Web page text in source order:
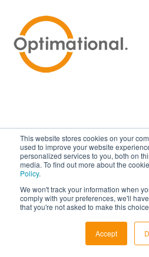
This website stores cookies on your
used to improve your website
personalized services to you, both on
media. To find out more about the
Policy.
We won't track your information when
comply with your preferences, we'll
that you're not asked to make this
Accept
© 2025 Business Translation